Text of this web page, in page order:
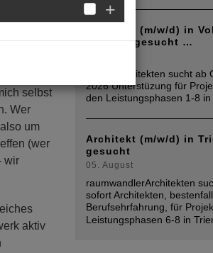
im
selbst
Wer
um
(wer
wir
aktiv
Architekt (m/w/d) in
Koblenz gesucht …
Mplus Architekten sucht ab
2026 Unterstüzung für
den Leistungsphasen 1-8 in
Architekt (m/w/d) in
gesucht
05. August
raumwandlerArchitekten
sofort Architekten,
Berufsehrfahrung, für
Leistungsphasen 6-8 in